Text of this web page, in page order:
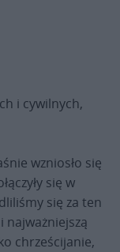
i cywilnych,
wzniosło się
się w
się za ten
chrześcijanie,